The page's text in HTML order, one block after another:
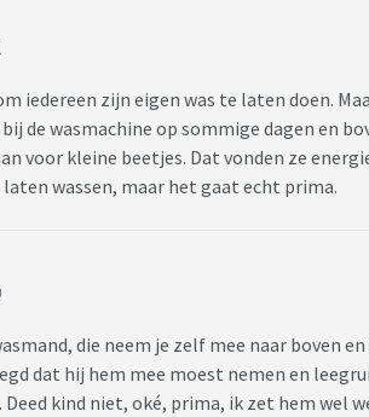
iedereen zijn eigen was te laten doen.
de wasmachine op sommige dagen en
voor kleine beetjes. Dat vonden ze
wassen, maar het gaat echt prima.
die neem je zelf mee naar boven
dat hij hem mee moest nemen en
kind niet, oké, prima, ik zet hem wel